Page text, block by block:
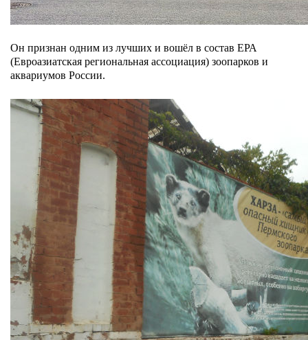
Он признан одним из лучших и вошёл в состав ЕРА
(Евроазиатская региональная ассоциация) зоопарков и
аквариумов России.